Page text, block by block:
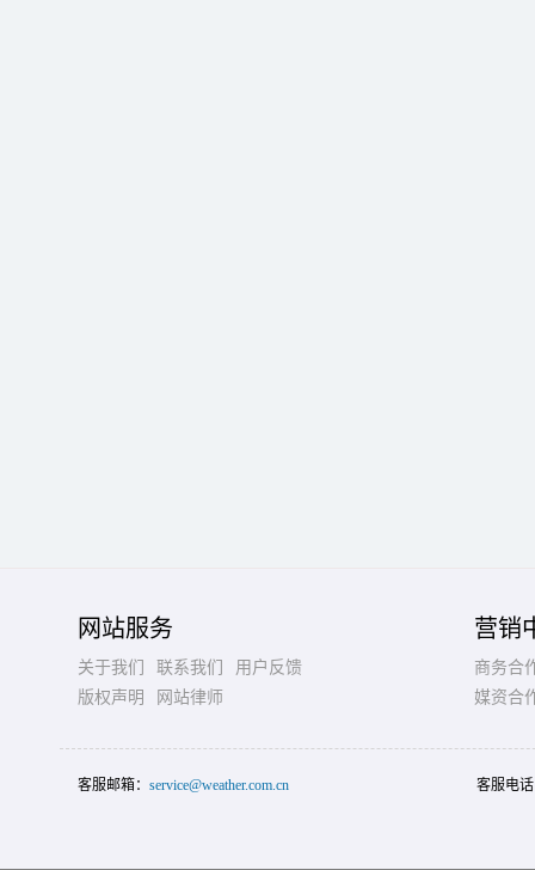
网站服务
关于我们 联系我们
用户反馈
版权声明
网站律师
营销
商务合
媒资合
客服邮箱： service@weather.com.cn 客服电